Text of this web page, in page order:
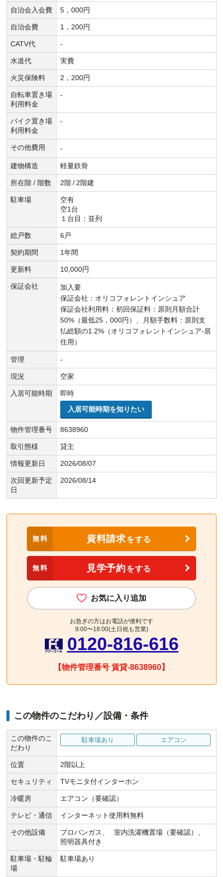
自治会入会費 5，000円
自治会費 1，200円
CATV代 -
水道代 実費
火災保険料 2，200円
自転車置き場
利用料金
-
バイク置き場
利用料金
-
その他費用 -
建物構造 軽量鉄骨
所在階 / 階数 2階 / 2階建
駐車場
空有
空1台
１台目：並列
総戸数 6戸
契約期間 1年間
更新料 10,000円
保証会社
加入要
保証会社：オリコフォレントインシュア
保証会社利用料：初回保証料：原則月額合計
50%（最低25，000円）、月額手数料：原則支
払総額の1.2%（オリコフォレントインシュア-居
住用）
管理 -
現況 空家
入居可能時期
即時
入居可能時期を知りたい
物件管理番号 8638960
取引態様 貸主
情報更新日 2026/08/07
次回更新予定
日
2026/08/14
無料 資料請求をする
無料 見学予約をする
お気に入り追加
お急ぎの方はお電話が便利です
9:00〜18:00(土日祝も営業)
0120-816-616
【物件管理番号 賃貸-8638960】
この物件のこだわり／設備・条件
この物件のこ
だわり
駐車場あり エアコン
位置 2階以上
セキュリティ TVモニタ付インターホン
冷暖房 エアコン（要確認）
テレビ・通信 インターネット使用料無料
その他設備 プロパンガス
室内洗濯機置場（要確認）
照明器具付き
駐車場・駐輪
場
駐車場あり